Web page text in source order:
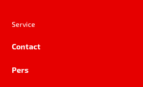
Service
Contact
Pers